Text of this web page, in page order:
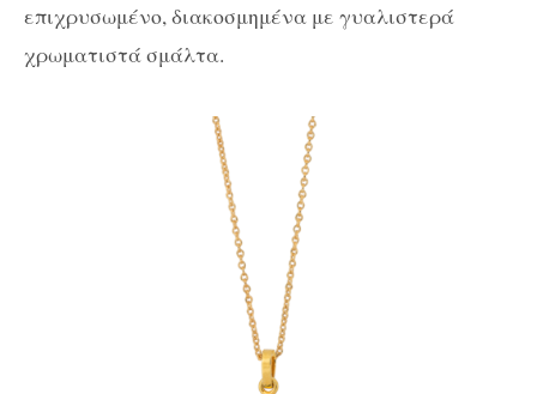
επιχρυσωμένο, διακοσμημένα με γυαλιστερά
χρωματιστά σμάλτα.